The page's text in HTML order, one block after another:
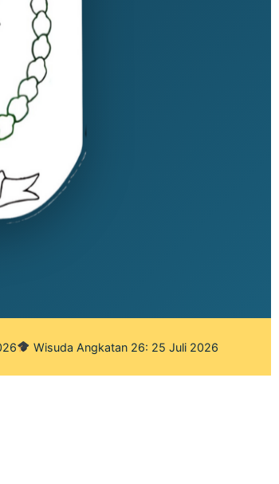
Wisuda Angkatan 26: 25 Juli 2026